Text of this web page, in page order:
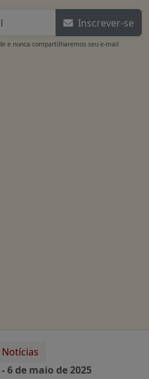
Inscrever-se
e nunca compartilharemos seu e-mail
Notícias
6 de maio de 2025